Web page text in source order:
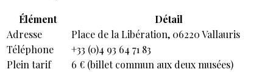
Élément
Détail
Adresse
Place de la Libération, 06220 Vallauris
Téléphone
+33 (0)4 93 64 71 83
Plein tarif
6 € (billet commun aux deux musées)